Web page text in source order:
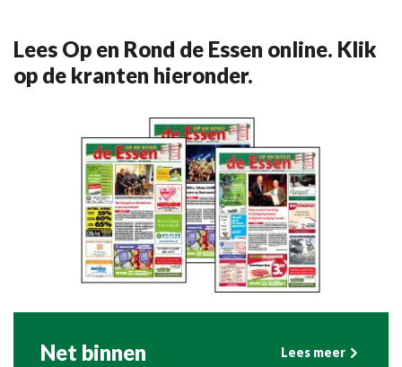
Lees Op en Rond de Essen online. Klik
op de kranten hieronder.
Net binnen Lees meer